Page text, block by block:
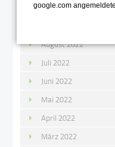
Oktober 2022
August 2022
Juli 2022
Juni 2022
Mai 2022
April 2022
März 2022
google.com